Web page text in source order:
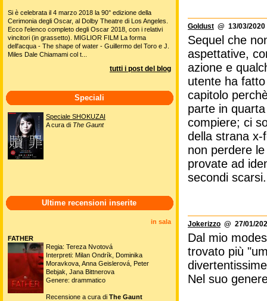
Goldust @ 13/03/2020
Sequel che
aspettative,
azione e
utente ha
capitolo
parte in
compiere; ci
della strana x-
non perdere
provate ad
secondi scarsi.
Jokerizzo @ 27/01/
Dal mio
trovato più
Nel suo
Si è celebrata il 4 marzo 2018 la 90° edizione della
Cerimonia degli Oscar, al Dolby Theatre di Los Angeles.
Ecco l'elenco completo degli Oscar 2018, con i relativi
vincitori (in grassetto). MIGLIOR FILM La forma
dell'acqua - The shape of water - Guillermo del Toro e J.
Miles Dale Chiamami col t...
tutti i post del blog
Speciali
Speciale SHOKUZAI
A cura di The Gaunt
Ultime recensioni inserite
in sala
FATHER
Regia: Tereza Nvotová
Interpreti: Milan Ondrík, Dominika
Moravkova, Anna Geislerová, Peter
Bebjak, Jana Bittnerova
Genere: drammatico
Recensione a cura di The Gaunt